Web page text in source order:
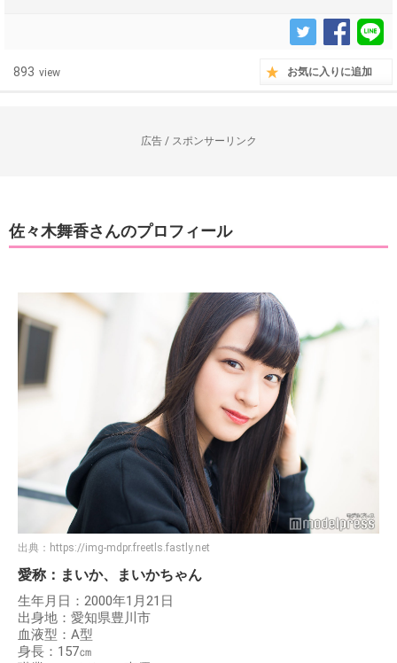
893 view お気に入りに追加
広告 / スポンサーリンク
佐々木舞香さんのプロフィール
出典： https://img-mdpr.freetls.fastly.net
愛称：まいか、まいかちゃん
生年月日：2000年1月21日
出身地：愛知県豊川市
血液型：A型
身長：157㎝